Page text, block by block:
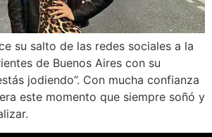
su salto de las redes sociales a la
de Buenos Aires con su
jodiendo”. Con mucha confianza
este momento que siempre soñó y